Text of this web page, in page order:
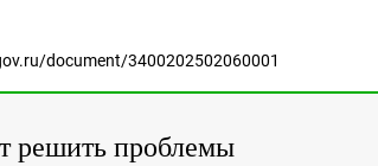
document/3400202502060001
решить проблемы